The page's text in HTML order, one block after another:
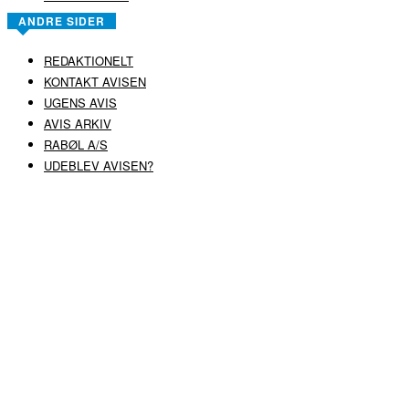
ANDRE SIDER
REDAKTIONELT
KONTAKT AVISEN
UGENS AVIS
AVIS ARKIV
RABØL A/S
UDEBLEV AVISEN?